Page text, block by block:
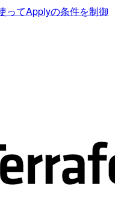
ってApplyの条件を制御